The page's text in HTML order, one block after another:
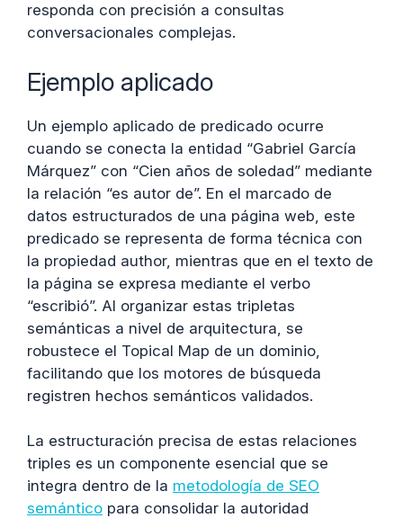
responda con precisión a consultas
conversacionales complejas.
Ejemplo aplicado
Un ejemplo aplicado de predicado ocurre
cuando se conecta la entidad “Gabriel García
Márquez” con “Cien años de soledad” mediante
la relación “es autor de”. En el marcado de
datos estructurados de una página web, este
predicado se representa de forma técnica con
la propiedad author, mientras que en el texto de
la página se expresa mediante el verbo
“escribió”. Al organizar estas tripletas
semánticas a nivel de arquitectura, se
robustece el Topical Map de un dominio,
facilitando que los motores de búsqueda
registren hechos semánticos validados.
La estructuración precisa de estas relaciones
triples es un componente esencial que se
integra dentro de la metodología de SEO
semántico para consolidar la autoridad